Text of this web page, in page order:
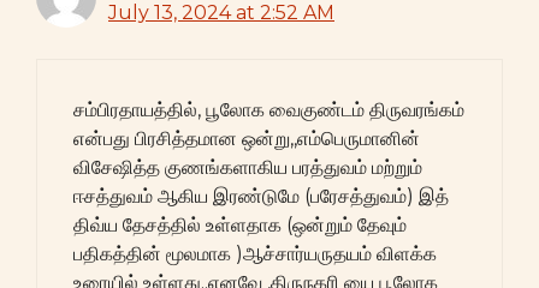
July 13, 2024 at 2:52 AM
சம்பிரதாயத்தில், பூலோக வைகுண்டம் திருவரங்கம்
என்பது பிரசித்தமான ஒன்று,,எம்பெருமானின்
விசேஷித்த குணங்களாகிய பரத்துவம் மற்றும்
ஈசத்துவம் ஆகிய இரண்டுமே (பரேசத்துவம்) இத்
திவ்ய தேசத்தில் உள்ளதாக (ஒன்றும் தேவும்
பதிகத்தின் மூலமாக )ஆச்சார்யருதயம் விளக்க
உரையில் உள்ளது..எனவே ,திருநகரி யை பூலோக